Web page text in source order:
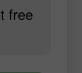
free